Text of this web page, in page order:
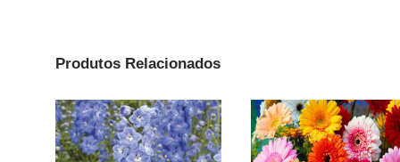
Produtos Relacionados